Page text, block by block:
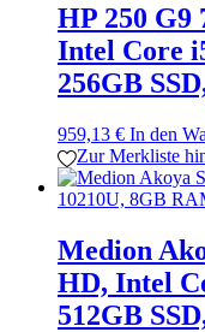
HP 250 G9
Intel Core
256GB
959,13 € In den
Zur Merkliste
Medion
HD, Intel
512GB